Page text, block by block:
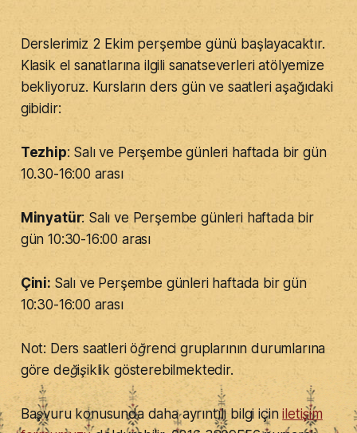
Derslerimiz 2 Ekim perşembe günü başlayacaktır.
Klasik el sanatlarına ilgili sanatseverleri atölyemize
bekliyoruz. Kursların ders gün ve saatleri aşağıdaki
gibidir:
Tezhip: Salı ve Perşembe günleri haftada bir gün
10.30-16:00 arası
Minyatür: Salı ve Perşembe günleri haftada bir
gün 10:30-16:00 arası
Çini: Salı ve Perşembe günleri haftada bir gün
10:30-16:00 arası
Not: Ders saatleri öğrenci gruplarının durumlarına
göre değişiklik gösterebilmektedir.
Başvuru konusunda daha ayrıntılı bilgi içiniletişim